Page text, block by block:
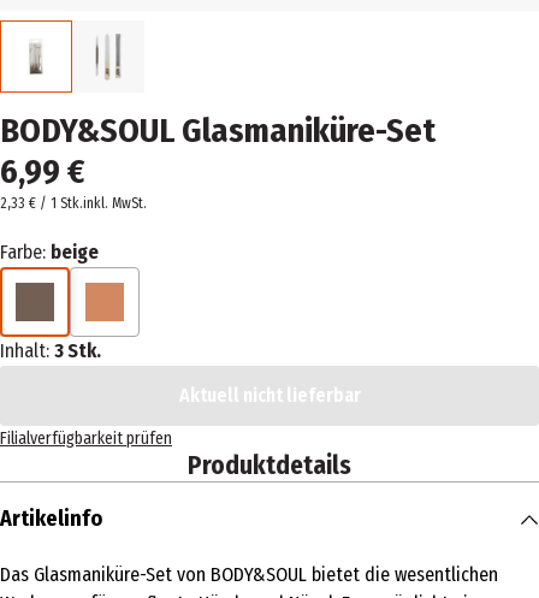
BODY&SOUL Glasmaniküre-Set
6,99 €
2,33 € / 1 Stk.inkl. MwSt.
Farbe: beige
Inhalt: 3 Stk.
Aktuell nicht lieferbar
Filialverfügbarkeit prüfen
Produktdetails
Artikelinfo
Das Glasmaniküre-Set von BODY&SOUL bietet die wesentlichen